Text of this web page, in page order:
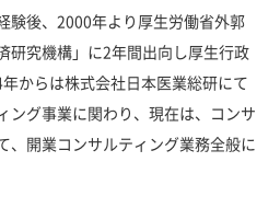
験後、2000年より厚生労働省外郭
研究機構」に2年間出向し厚生行政
からは株式会社日本医業総研にて
ング事業に関わり、現在は、コンサ
、開業コンサルティング業務全般に